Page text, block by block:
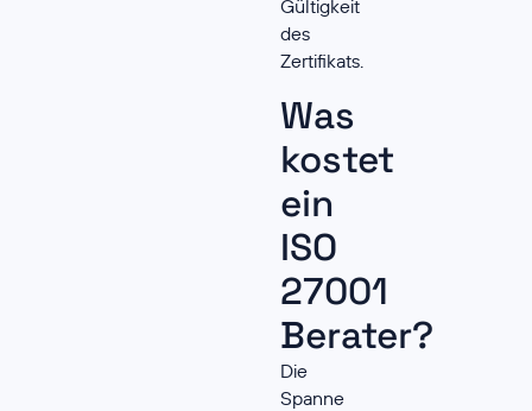
Gültigkeit
des
Zertifikats.
Was
kostet
ein
ISO
27001
Berater?
Die
Spanne